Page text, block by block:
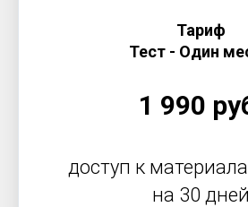
Тариф
Тест - Один
1 990
доступ к
на 30 дней